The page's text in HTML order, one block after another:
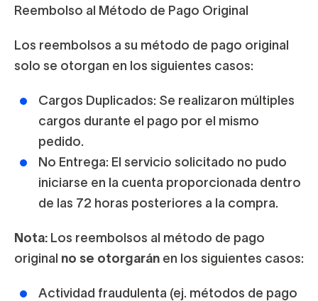
Reembolso al Método de Pago Original
Los reembolsos a su método de pago original
solo se otorgan en los siguientes casos:
Cargos Duplicados: Se realizaron múltiples
cargos durante el pago por el mismo
pedido.
No Entrega: El servicio solicitado no pudo
iniciarse en la cuenta proporcionada dentro
de las 72 horas posteriores a la compra.
Nota: Los reembolsos al método de pago
original no se otorgarán en los siguientes casos:
Actividad fraudulenta (ej. métodos de pago